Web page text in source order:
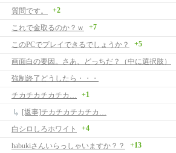
質問です。
+2
これで金取るのか？ｗ
+7
このPCでプレイできるでしょうか？
+5
画面白の要因。さあ、どっちだ？（中に選択肢）
強制終了どうしたら・・・
チカチカチカチカ…
+1
[返事]チカチカチカチカ…
白シロしろホワイト
+4
habukiさんいらっしゃいますか？？
+13